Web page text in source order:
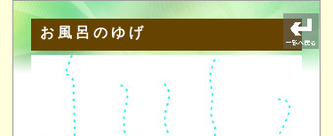
お風呂のゆげ